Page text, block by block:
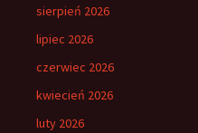
sierpień 2026
lipiec 2026
czerwiec 2026
kwiecień 2026
luty 2026